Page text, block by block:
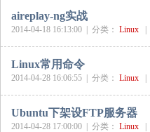
aireplay-ng实战
2014-04-18 16:13:00 | 分类： Linux
Linux常用命令
2014-04-28 16:06:55 | 分类： Linux
Ubuntu下架设FTP服务器
2014-04-28 17:00:00 | 分类： Linux